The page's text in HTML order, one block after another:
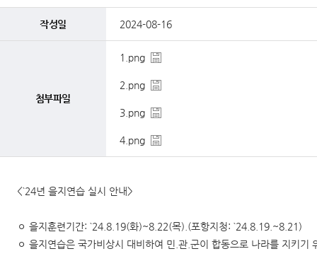
작성일 2024-08-16
첨부파일
1.png
2.png
3.png
4.png
<`24년 을지연습 실시 안내>
ㅇ 을지훈련기간: `24.8.19(화)~8.22(목).(포항지청: `24.8.19.~8.21)
ㅇ 을지연습은 국가비상시 대비하여 민.관.군이 합동으로 나라를 지키기